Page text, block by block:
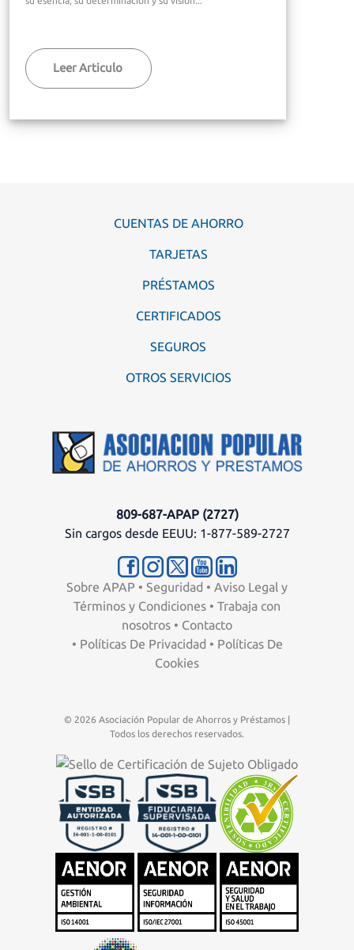
Leer Articulo
CUENTAS DE AHORRO
TARJETAS
PRÉSTAMOS
CERTIFICADOS
SEGUROS
OTROS SERVICIOS
809-687-APAP (2727)
Sin cargos desde EEUU: 1-877-589-2727
Sobre APAP • Seguridad • Aviso Legal y
Términos y Condiciones • Trabaja con
nosotros • Contacto
• Políticas De Privacidad • Políticas De
Cookies
© 2026 Asociación Popular de Ahorros y Préstamos |
Todos los derechos reservados.